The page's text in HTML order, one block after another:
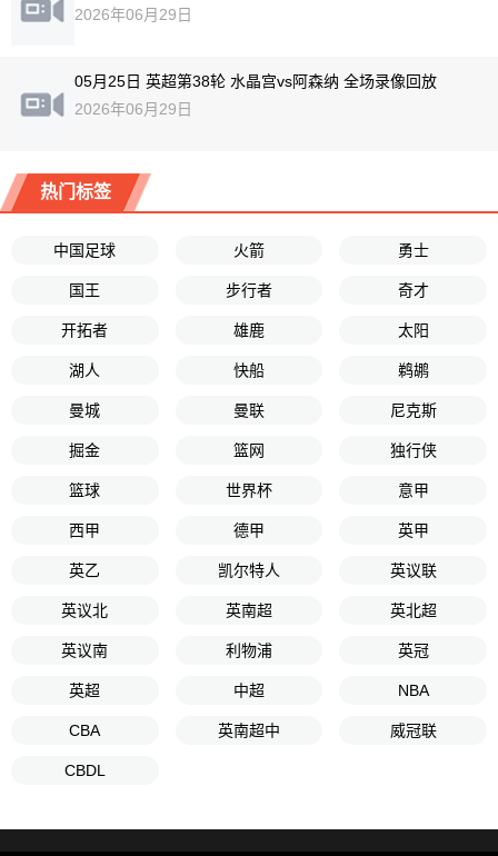
2026年06月29日
05月25日 英超第38轮 水晶宫vs阿森纳 全场录像回放
2026年06月29日
热门标签
中国足球 火箭 勇士
国王 步行者 奇才
开拓者 雄鹿 太阳
湖人 快船 鹈鹕
曼城 曼联 尼克斯
掘金 篮网 独行侠
篮球 世界杯 意甲
西甲 德甲 英甲
英乙 凯尔特人 英议联
英议北 英南超 英北超
英议南 利物浦 英冠
英超 中超 NBA
CBA 英南超中 威冠联
CBDL